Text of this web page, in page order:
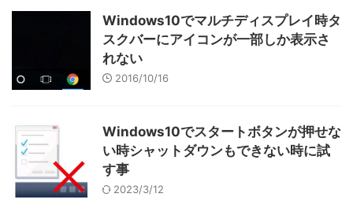
Windows10でマルチディスプレイ時タ
スクバーにアイコンが一部しか表示さ
れない
2016/10/16
Windows10でスタートボタンが押せな
い時シャットダウンもできない時に試
す事
2023/3/12